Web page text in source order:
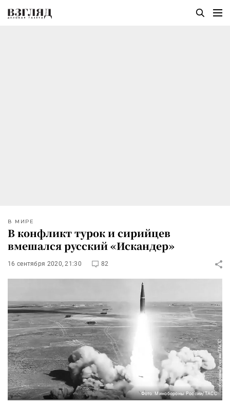
В МИРЕ
В конфликт турок и сирийцев
вмешался русский «Искандер»
16 сентября 2020, 21:30 82
Фото: Минобороны России/ТАСС